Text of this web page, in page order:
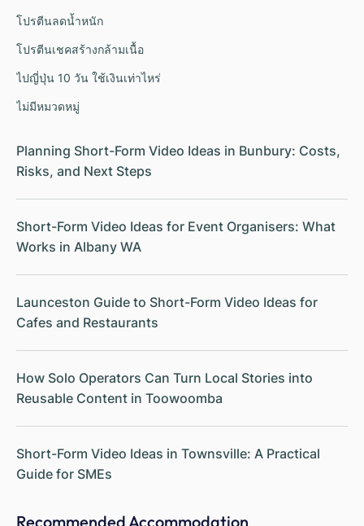
โปรตีนลดน้ำหนัก
โปรตีนเชคสร้างกล้ามเนื้อ
ไปญี่ปุ่น 10 วัน ใช้เงินเท่าไหร่
ไม่มีหมวดหมู่
Planning Short-Form Video Ideas in Bunbury: Costs,
Risks, and Next Steps
Short-Form Video Ideas for Event Organisers: What
Works in Albany WA
Launceston Guide to Short-Form Video Ideas for
Cafes and Restaurants
How Solo Operators Can Turn Local Stories into
Reusable Content in Toowoomba
Short-Form Video Ideas in Townsville: A Practical
Guide for SMEs
Recommended Accommodation